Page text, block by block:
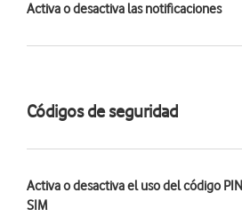
Activa o desactiva las notificaciones
Códigos de seguridad
Activa o desactiva el uso del código
SIM